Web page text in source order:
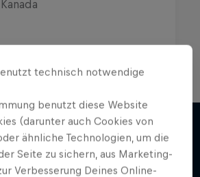
hier
Heroes
in Bestform
1 Staffel · 15 Folgen
technisch notwendige
benutzt diese Website
(darunter auch Cookies von
ähnliche Technologien, um die
Seite zu sichern, aus Marketing-
Verbesserung Deines Online-